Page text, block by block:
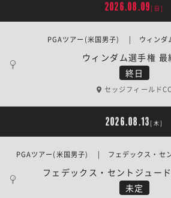
2026.08.09 [日]
終日
ウィンダム選手権 最
PGAツアー(米国男子) | ウィンダ
セッジフィールドCC
2026.08.13 [木]
未定
フェデックス・セントジュー
PGAツアー(米国男子) | フェデックス・セ